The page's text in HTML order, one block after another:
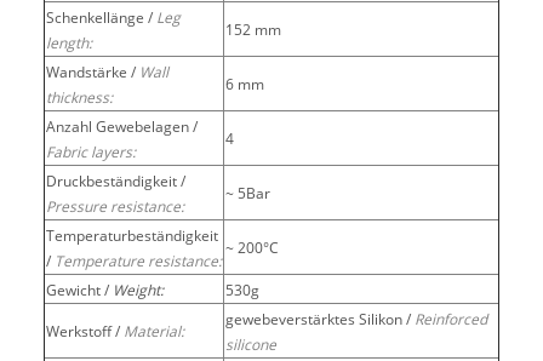
Schenkellänge / Leg
length:
152 mm
Wandstärke / Wall
thickness:
6 mm
Anzahl Gewebelagen /
Fabric layers:
4
Druckbeständigkeit /
Pressure resistance:
~ 5Bar
Temperaturbeständigkeit
/ Temperature resistance:
~ 200°C
Gewicht / Weight:
530g
Werkstoff / Material:
gewebeverstärktes Silikon / Reinforced
silicone